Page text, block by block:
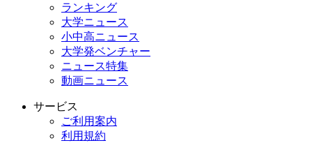
ランキング
大学ニュース
小中高ニュース
大学発ベンチャー
ニュース特集
動画ニュース
サービス
ご利用案内
利用規約